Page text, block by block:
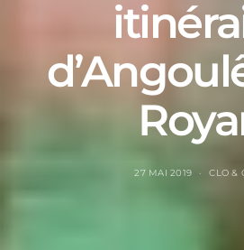
27 MAI 2019 CLO &